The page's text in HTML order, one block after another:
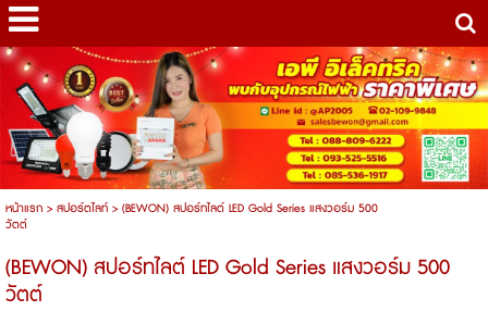
หน้าแรก> สปอร์ตไลท์> (BEWON) สปอร์ทไลต์ LED Gold Series แสงวอร์ม 500
วัตต์
(BEWON) สปอร์ทไลต์ LED Gold Series แสงวอร์ม 500
วัตต์